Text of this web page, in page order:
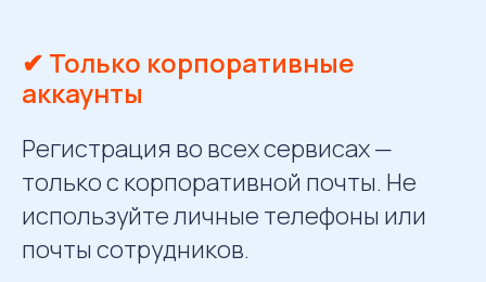
✔ Только корпоративные
аккаунты
Регистрация во всех сервисах —
только с корпоративной почты. Не
используйте личные телефоны или
почты сотрудников.